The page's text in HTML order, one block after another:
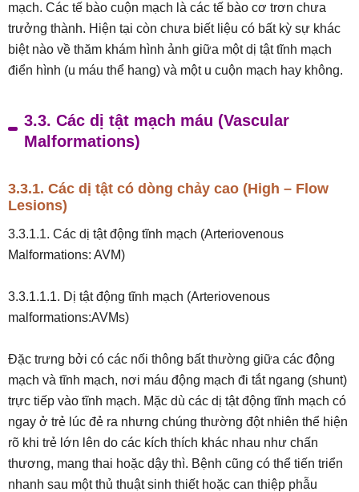
mạch. Các tế bào cuộn mạch là các tế bào cơ trơn chưa
trưởng thành. Hiện tại còn chưa biết liệu có bất kỳ sự khác
biệt nào về thăm khám hình ảnh giữa một dị tật tĩnh mạch
điển hình (u máu thể hang) và một u cuộn mạch hay không.
3.3. Các dị tật mạch máu (Vascular
Malformations)
3.3.1. Các dị tật có dòng chảy cao (High – Flow
Lesions)
3.3.1.1. Các dị tật động tĩnh mạch (Arteriovenous
Malformations: AVM)
3.3.1.1.1. Dị tật động tĩnh mạch (Arteriovenous
malformations:AVMs)
Đặc trưng bởi có các nối thông bất thường giữa các động
mạch và tĩnh mạch, nơi máu động mạch đi tắt ngang (shunt)
trực tiếp vào tĩnh mạch. Mặc dù các dị tật động tĩnh mạch có
ngay ở trẻ lúc đẻ ra nhưng chúng thường đột nhiên thể hiện
rõ khi trẻ lớn lên do các kích thích khác nhau như chấn
thương, mang thai hoặc dậy thì. Bệnh cũng có thể tiến triển
nhanh sau một thủ thuật sinh thiết hoặc can thiệp phẫu